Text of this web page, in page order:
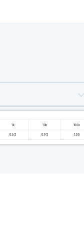
1k 10k 100k
0.65 0.95 1.00